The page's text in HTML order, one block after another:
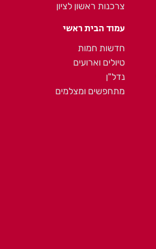
צרכנות ראשון לציון
עמוד הבית ראשי
חדשות חמות
טיולים וארועים
נדל"ן
מתחפשים ומצלמים